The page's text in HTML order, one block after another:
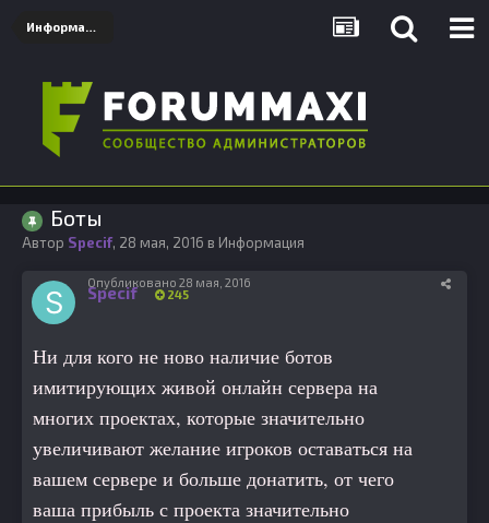
Информация
Боты
Автор Specif, 28 мая, 2016 в Информация
Specif 245
Опубликовано 28 мая, 2016
Ни для кого не ново наличие ботов
имитирующих живой онлайн сервера на
многих проектах, которые значительно
увеличивают желание игроков оставаться на
вашем сервере и больше донатить, от чего
ваша прибыль с проекта значительно